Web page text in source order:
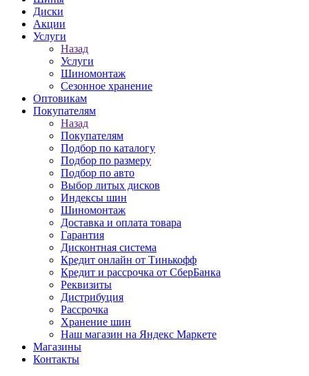
Диски
Акции
Услуги
Назад
Услуги
Шиномонтаж
Сезонное хранение
Оптовикам
Покупателям
Назад
Покупателям
Подбор по каталогу
Подбор по размеру
Подбор по авто
Выбор литых дисков
Индексы шин
Шиномонтаж
Доставка и оплата товара
Гарантия
Дисконтная система
Кредит онлайн от Тинькофф
Кредит и рассрочка от СберБанка
Реквизиты
Дистрибуция
Рассрочка
Хранение шин
Наш магазин на Яндекс Маркете
Магазины
Контакты